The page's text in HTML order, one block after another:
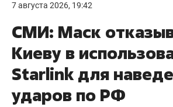
7 августа 2026, 19:42
СМИ: Маск
Киеву в
Starlink для
ударов по РФ